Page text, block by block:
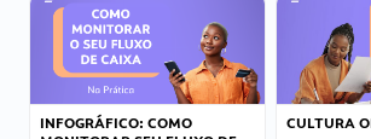
INFOGRÁFICO: COMO
CULTURA